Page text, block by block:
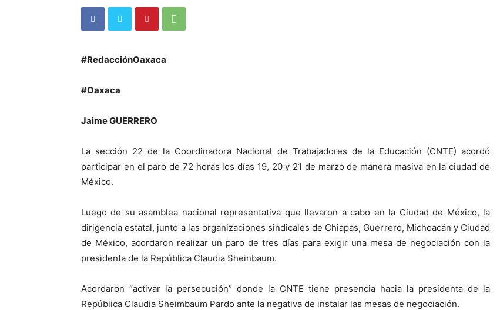
#RedacciónOaxaca
#Oaxaca
Jaime GUERRERO
La sección 22 de la Coordinadora Nacional de Trabajadores de la Educación (CNTE) acordó
participar en el paro de 72 horas los días 19, 20 y 21 de marzo de manera masiva en la ciudad de
México.
Luego de su asamblea nacional representativa que llevaron a cabo en la Ciudad de México, la
dirigencia estatal, junto a las organizaciones sindicales de Chiapas, Guerrero, Michoacán y Ciudad
de México, acordaron realizar un paro de tres días para exigir una mesa de negociación con la
presidenta de la República Claudia Sheinbaum.
Acordaron “activar la persecución” donde la CNTE tiene presencia hacia la presidenta de la
República Claudia Sheimbaum Pardo ante la negativa de instalar las mesas de negociación.